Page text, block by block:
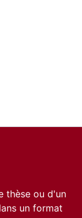
thèse ou d'un
un format